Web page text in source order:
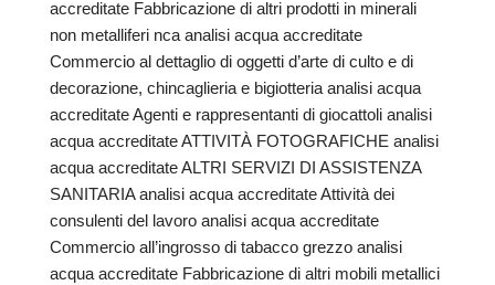
accreditate Fabbricazione di altri prodotti in minerali
non metalliferi nca analisi acqua accreditate
Commercio al dettaglio di oggetti d’arte di culto e di
decorazione, chincaglieria e bigiotteria analisi acqua
accreditate Agenti e rappresentanti di giocattoli analisi
acqua accreditate ATTIVITÀ FOTOGRAFICHE analisi
acqua accreditate ALTRI SERVIZI DI ASSISTENZA
SANITARIA analisi acqua accreditate Attività dei
consulenti del lavoro analisi acqua accreditate
Commercio all’ingrosso di tabacco grezzo analisi
acqua accreditate Fabbricazione di altri mobili metallici